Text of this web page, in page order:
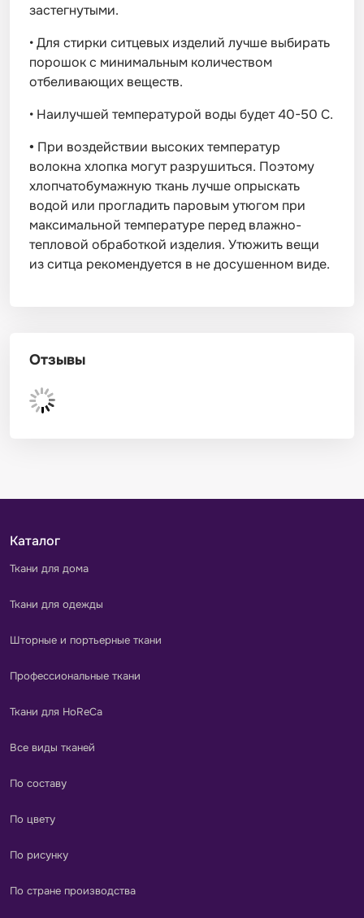
застегнутыми.
•Для стирки ситцевых изделий лучше выбирать
порошок с минимальным количеством
отбеливающих веществ.
• Наилучшей температурой воды будет 40-50 С.
• При воздействии высоких температур
волокна хлопка могут разрушиться. Поэтому
хлопчатобумажную ткань лучше опрыскать
водой или прогладить паровым утюгом при
максимальной температуре перед влажно-
тепловой обработкой изделия. Утюжить вещи
из ситца рекомендуется в не досушенном виде.
Отзывы
Каталог
Ткани для дома
Ткани для одежды
Шторные и портьерные ткани
Профессиональные ткани
Ткани для HoReCa
Все виды тканей
По составу
По цвету
По рисунку
По стране производства